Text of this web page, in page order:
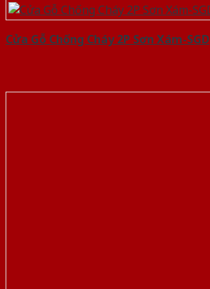
Cửa Gỗ Chống Cháy 2P Sơn Xám-SGD